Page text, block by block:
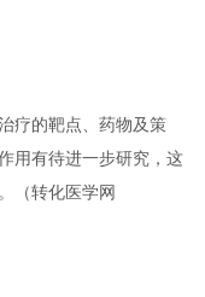
疗的靶点、药物及策
用有待进一步研究，这
（转化医学网